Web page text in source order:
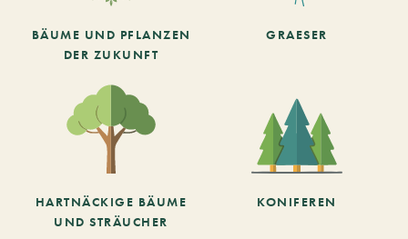
BÄUME UND PFLANZEN
DER ZUKUNFT
GRAESER
HARTNÄCKIGE BÄUME
UND STRÄUCHER
KONIFEREN